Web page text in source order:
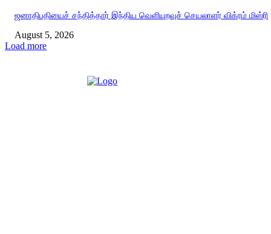
ஜனாதிபதியைச் சந்தித்தார் இந்திய வெளியுறவுச் செயலாளர் விக்ரம் மிஸ்ரி
August 5, 2026
Load more